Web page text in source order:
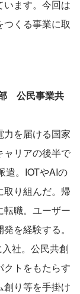
います。今回は
くる事業に取
　公民事業共
力を届ける国家
ャリアの後半で
遣。IOTやAIの
り組んだ。帰
転職。ユーザー
を経験する。
社。公民共創
クトをもたらす
創り等を手掛け